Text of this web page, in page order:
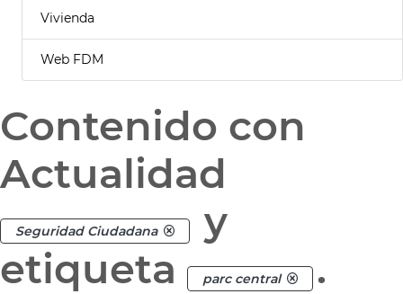
Vivienda
Web FDM
Contenido con
Actualidad
Seguridad Ciudadana
y
etiqueta
parc central .